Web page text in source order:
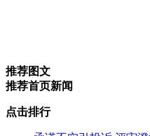
推荐图文
推荐首页新闻
点击排行